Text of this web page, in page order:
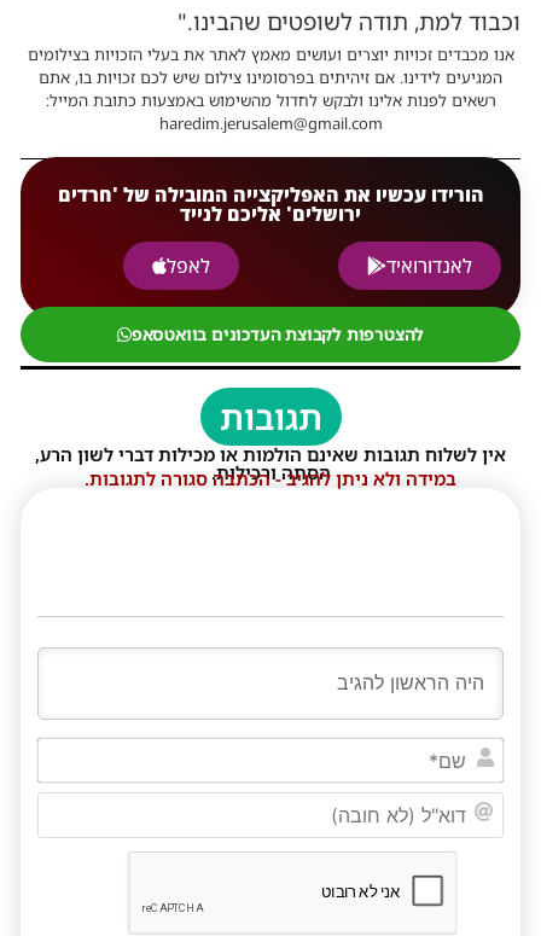
וכבוד למת, תודה לשופטים שהבינו."
אנו מכבדים זכויות יוצרים ועושים מאמץ לאתר את בעלי הזכויות בצילומים
המגיעים לידינו. אם זיהיתים בפרסומינו צילום שיש לכם זכויות בו, אתם
רשאים לפנות אלינו ולבקש לחדול מהשימוש באמצעות כתובת המייל:
haredim.jerusalem@gmail.com
הורידו עכשיו את האפליקצייה המובילה של 'חרדים
ירושלים' אליכם לנייד
לאנדורואיד
לאפל
להצטרפות לקבוצת העדכונים בוואטסאפ
תגובות
אין לשלוח תגובות שאינם הולמות או מכילות דברי לשון הרע,
הסתה ורכילות.
במידה ולא ניתן להגיב - הכתבה סגורה לתגובות.
שם*